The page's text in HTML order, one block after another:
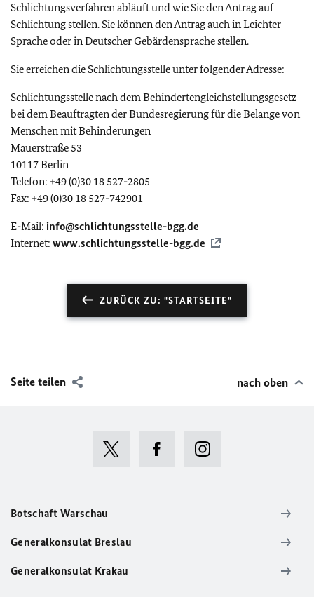
Schlichtungsverfahren abläuft und wie Sie den Antrag auf
Schlichtung stellen. Sie können den Antrag auch in Leichter
Sprache oder in Deutscher Gebärdensprache stellen.
Sie erreichen die Schlichtungsstelle unter folgender Adresse:
Schlichtungsstelle nach dem Behindertengleichstellungsgesetz
bei dem Beauftragten der Bundesregierung für die Belange von
Menschen mit Behinderungen
Mauerstraße 53
10117 Berlin
Telefon: +49 (0)30 18 527-2805
Fax: +49 (0)30 18 527-742901
E-Mail: info@schlichtungsstelle-bgg.de
Internet: www.schlichtungsstelle-bgg.de
ZURÜCK ZU: "STARTSEITE"
Seite teilen nach oben
Botschaft Warschau
Generalkonsulat Breslau
Generalkonsulat Krakau